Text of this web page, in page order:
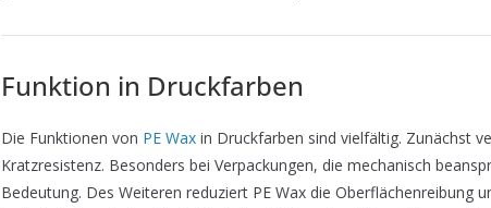
Funktion in Druckfarben
Die Funktionen von PE Wax in Druckfarben sind vielfältig. Zunächst
Kratzresistenz. Besonders bei Verpackungen, die mechanisch
Bedeutung. Des Weiteren reduziert PE Wax die Oberflächenreibung